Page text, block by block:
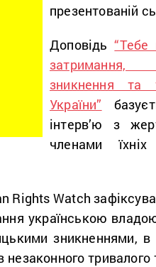
презентованій
Доповідь“Тебе
зникнення та
України”
інтерв’ю з
членами
Watch
українською
зникненнями, в
незаконного